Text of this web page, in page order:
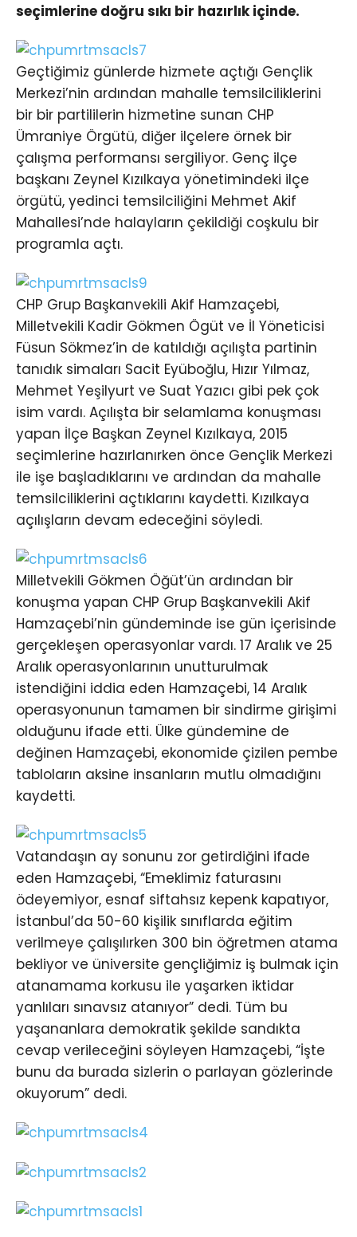
seçimlerine doğru sıkı bir hazırlık içinde.
Geçtiğimiz günlerde hizmete açtığı Gençlik
Merkezi’nin ardından mahalle temsilciliklerini
bir bir partililerin hizmetine sunan CHP
Ümraniye Örgütü, diğer ilçelere örnek bir
çalışma performansı sergiliyor. Genç ilçe
başkanı Zeynel Kızılkaya yönetimindeki ilçe
örgütü, yedinci temsilciliğini Mehmet Akif
Mahallesi’nde halayların çekildiği coşkulu bir
programla açtı.
CHP Grup Başkanvekili Akif Hamzaçebi,
Milletvekili Kadir Gökmen Ögüt ve İl Yöneticisi
Füsun Sökmez’in de katıldığı açılışta partinin
tanıdık simaları Sacit Eyüboğlu, Hızır Yılmaz,
Mehmet Yeşilyurt ve Suat Yazıcı gibi pek çok
isim vardı. Açılışta bir selamlama konuşması
yapan İlçe Başkan Zeynel Kızılkaya, 2015
seçimlerine hazırlanırken önce Gençlik Merkezi
ile işe başladıklarını ve ardından da mahalle
temsilciliklerini açtıklarını kaydetti. Kızılkaya
açılışların devam edeceğini söyledi.
Milletvekili Gökmen Öğüt’ün ardından bir
konuşma yapan CHP Grup Başkanvekili Akif
Hamzaçebi’nin gündeminde ise gün içerisinde
gerçekleşen operasyonlar vardı. 17 Aralık ve 25
Aralık operasyonlarının unutturulmak
istendiğini iddia eden Hamzaçebi, 14 Aralık
operasyonunun tamamen bir sindirme girişimi
olduğunu ifade etti. Ülke gündemine de
değinen Hamzaçebi, ekonomide çizilen pembe
tabloların aksine insanların mutlu olmadığını
kaydetti.
Vatandaşın ay sonunu zor getirdiğini ifade
eden Hamzaçebi, “Emeklimiz faturasını
ödeyemiyor, esnaf siftahsız kepenk kapatıyor,
İstanbul’da 50-60 kişilik sınıflarda eğitim
verilmeye çalışılırken 300 bin öğretmen atama
bekliyor ve üniversite gençliğimiz iş bulmak için
atanamama korkusu ile yaşarken iktidar
yanlıları sınavsız atanıyor” dedi. Tüm bu
yaşananlara demokratik şekilde sandıkta
cevap verileceğini söyleyen Hamzaçebi, “İşte
bunu da burada sizlerin o parlayan gözlerinde
okuyorum” dedi.